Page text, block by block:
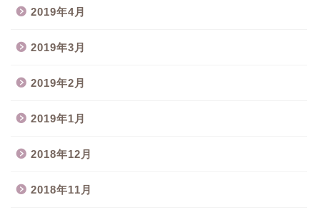
2019年4月
2019年3月
2019年2月
2019年1月
2018年12月
2018年11月